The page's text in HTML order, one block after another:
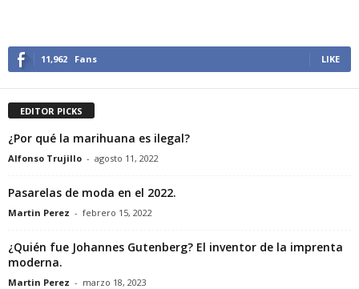
11,962 Fans LIKE
EDITOR PICKS
¿Por qué la marihuana es ilegal?
Alfonso Trujillo - agosto 11, 2022
Pasarelas de moda en el 2022.
Martin Perez - febrero 15, 2022
¿Quién fue Johannes Gutenberg? El inventor de la imprenta
moderna.
Martin Perez - marzo 18, 2023